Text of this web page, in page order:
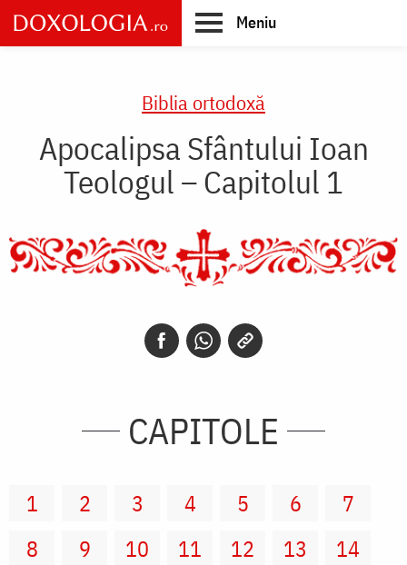
Skip
to
main
Meniu
Biblia ortodoxă
Apocalipsa Sfântului Ioan
Teologul – Capitolul 1
CAPITOLE
1 2 3 4 5 6
7
8
9 10 11 12 13
14